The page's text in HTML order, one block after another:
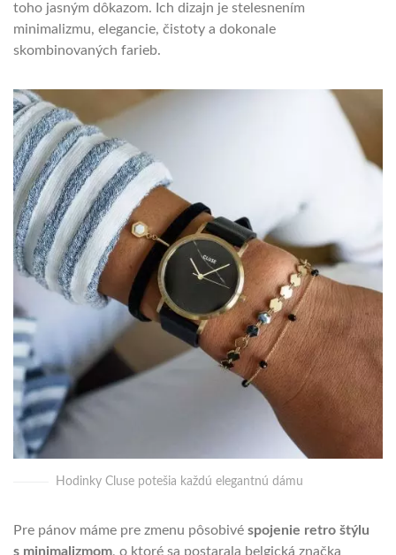
toho jasným dôkazom. Ich dizajn je stelesnením
minimalizmu, elegancie, čistoty a dokonale
skombinovaných farieb.
Hodinky Cluse potešia každú elegantnú dámu
Pre pánov máme pre zmenu pôsobivé spojenie retro štýlu
s minimalizmom, o ktoré sa postarala belgická značka